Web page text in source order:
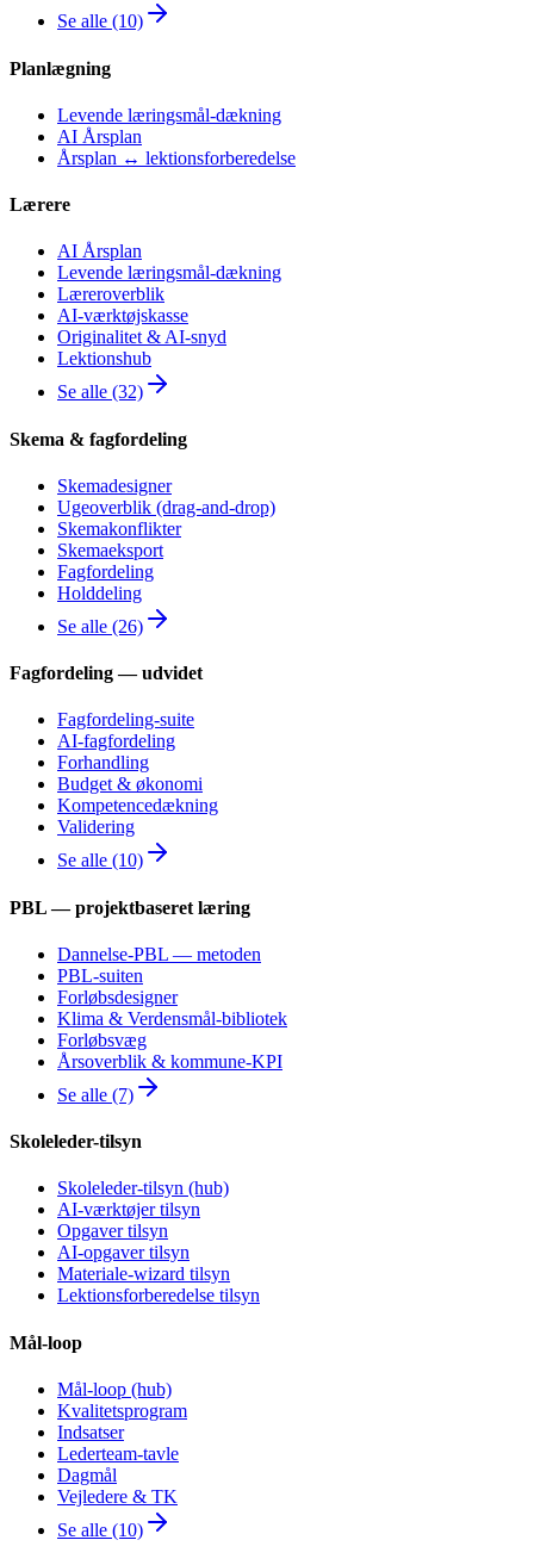
Se alle (10)
Planlægning
Levende læringsmål-dækning
AI Årsplan
Årsplan ↔ lektionsforberedelse
Lærere
AI Årsplan
Levende læringsmål-dækning
Læreroverblik
AI-værktøjskasse
Originalitet & AI-snyd
Lektionshub
Se alle (32)
Skema & fagfordeling
Skemadesigner
Ugeoverblik (drag-and-drop)
Skemakonflikter
Skemaeksport
Fagfordeling
Holddeling
Se alle (26)
Fagfordeling — udvidet
Fagfordeling-suite
AI-fagfordeling
Forhandling
Budget & økonomi
Kompetencedækning
Validering
Se alle (10)
PBL — projektbaseret læring
Dannelse-PBL — metoden
PBL-suiten
Forløbsdesigner
Klima & Verdensmål-bibliotek
Forløbsvæg
Årsoverblik & kommune-KPI
Se alle (7)
Skoleleder-tilsyn
Skoleleder-tilsyn (hub)
AI-værktøjer tilsyn
Opgaver tilsyn
AI-opgaver tilsyn
Materiale-wizard tilsyn
Lektionsforberedelse tilsyn
Mål-loop
Mål-loop (hub)
Kvalitetsprogram
Indsatser
Lederteam-tavle
Dagmål
Vejledere & TK
Se alle (10)